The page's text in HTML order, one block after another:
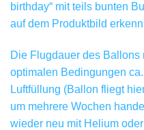
birthday“ mit teils bunten
auf dem Produktbild
Die Flugdauer des
optimalen Bedingungen
Luftfüllung (Ballon fliegt
um mehrere Wochen
wieder neu mit Helium